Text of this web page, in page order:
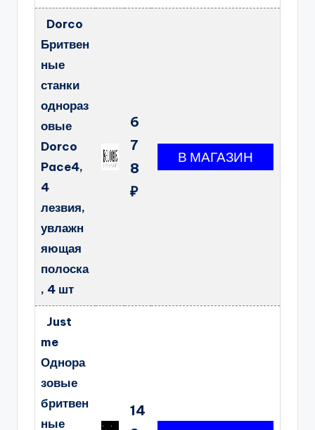
Dorco
Бритвен
ные
станки
однораз
овые
Dorco
Pace4,
4
лезвия,
увлажн
яющая
полоска
, 4 шт
6
7
8
₽
Just
me
Однора
зовые
бритвен
ные
14